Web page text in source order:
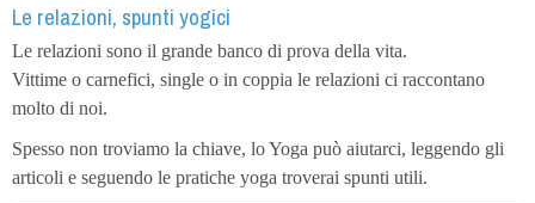
Le relazioni, spunti yogici
Le relazioni sono il grande banco di prova della vita.
Vittime o carnefici, single o in coppia le relazioni ci raccontano
molto di noi.
Spesso non troviamo la chiave, lo Yoga può aiutarci, leggendo gli
articoli e seguendo le pratiche yoga troverai spunti utili.